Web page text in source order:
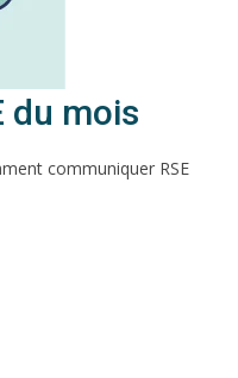
du mois
communiquer RSE